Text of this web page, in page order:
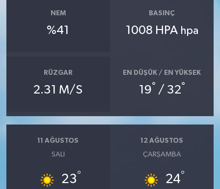
NEM
%41
BASINÇ
1008 HPA hpa
RÜZGAR
2.31 M/S
EN DÜŞÜK / EN YÜKSEK
19° / 32°
11 AĞUSTOS
SALI
23°
12 AĞUSTOS
ÇARŞAMBA
24°